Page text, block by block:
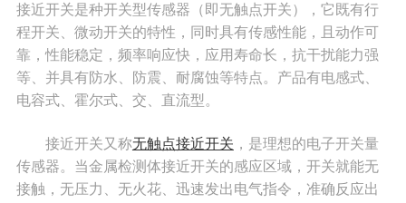
接近开关是种开关型传感器（即无触点开关），它既有行
程开关、微动开关的特性，同时具有传感性能，且动作可
靠，性能稳定，频率响应快，应用寿命长，抗干扰能力强
等、并具有防水、防震、耐腐蚀等特点。产品有电感式、
电容式、霍尔式、交、直流型。
接近开关又称无触点接近开关 ，是理想的电子开关量
传感器。当金属检测体接近开关的感应区域，开关就能无
接触，无压力、无火花、迅速发出电气指令，准确反应出